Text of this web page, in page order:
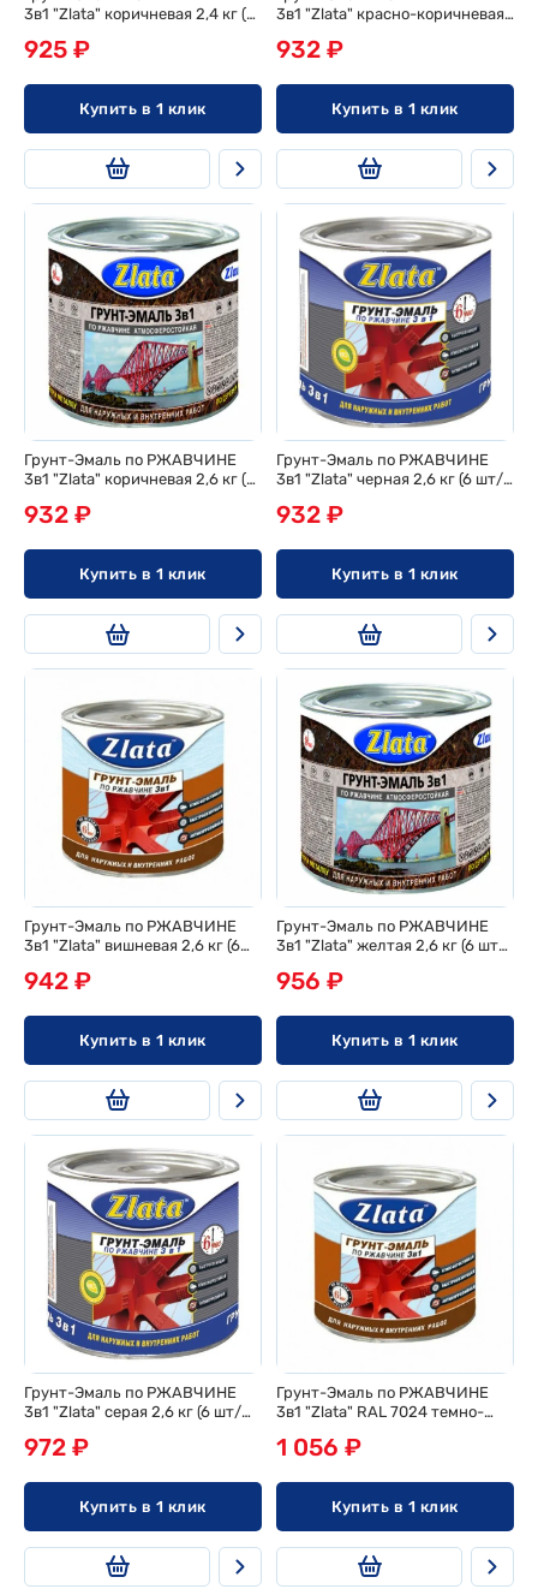
3в1 "Zlata" коричневая 2,4 кг (6
925 ₽
Купить в 1 клик
3в1 "Zlata" красно-коричневая
932 ₽
Купить в 1 клик
Грунт-Эмаль по РЖАВЧИНЕ
3в1 "Zlata" коричневая 2,6 кг (6
932 ₽
Купить в 1 клик
Грунт-Эмаль по РЖАВЧИНЕ
3в1 "Zlata" черная 2,6 кг (6 шт/
932 ₽
Купить в 1 клик
Грунт-Эмаль по РЖАВЧИНЕ
3в1 "Zlata" вишневая 2,6 кг (6
942 ₽
Купить в 1 клик
Грунт-Эмаль по РЖАВЧИНЕ
3в1 "Zlata" желтая 2,6 кг (6 шт/
956 ₽
Купить в 1 клик
Грунт-Эмаль по РЖАВЧИНЕ
3в1 "Zlata" серая 2,6 кг (6 шт/
972 ₽
Купить в 1 клик
Грунт-Эмаль по РЖАВЧИНЕ
3в1 "Zlata" RAL 7024 темно-
1 056 ₽
Купить в 1 клик